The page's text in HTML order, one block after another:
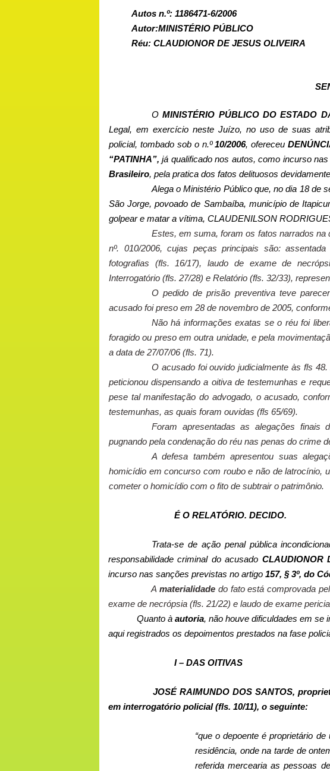
Autos n.º: 1186471-6/2006
Autor:MINISTÉRIO PÚBLICO
Réu: CLAUDIONOR DE JESUS OLIVEIRA
OMINISTÉRIO PÚBLICO DO ESTADO
Legal, em exercício neste Juízo, no uso de suas
policial, tombado sob o n.º10/2006, ofereceu
“PATINHA”,já qualificado nos autos, como incurso
Brasileiro, pela pratica dos fatos delituosos
Alega o Ministério Público que, no dia 18 de
São Jorge, povoado de Sambaíba, município de
golpear e matar a vítima, CLAUDENILSON
Estes, em suma, foram os fatos narrados na
nº. 010/2006, cujas peças principais são:
fotografias (fls. 16/17), laudo de exame de
Interrogatório (fls. 27/28) e Relatório (fls. 32/33),
O pedido de prisão preventiva teve
acusado foi preso em 28 de novembro de 2005,
Não há informações exatas se o réu foi
foragido ou preso em outra unidade, e pela
a data de 27/07/06 (fls. 71).
O acusado foi ouvido judicialmente às fls
peticionou dispensando a oitiva de testemunhas e
pese tal manifestação do advogado, o acusado,
testemunhas, as quais foram ouvidas (fls 65/69).
Foram apresentadas as alegações
pugnando pela condenação do réu nas penas do crime
A defesa também apresentou suas
homicídio em concurso com roubo e não de latrocínio,
cometer o homicídio com o fito de subtrair o patrimônio.
É O RELATÓRIO. DECIDO.
Trata-se de ação penal pública
responsabilidade criminal do acusado CLAUDIONOR
incurso nas sanções previstas no artigo 157, § 3º, do
A materialidadedo fato está comprovada
exame de necrópsia (fls. 21/22) e laudo de exame
Quanto à autoria, não houve dificuldades em se
aqui registrados os depoimentos prestados na fase
I – DAS OITIVAS
JOSÉ RAIMUNDO DOS SANTOS,
em interrogatório policial (fls. 10/11), o seguinte:
“que o depoente é proprietário
residência, onde na tarde de
referida mercearia as pessoas